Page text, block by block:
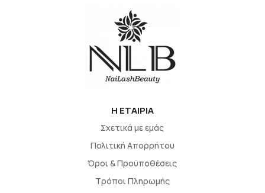
H EΤΑΙΡΙΑ
Σχετικά με εμάς
Πολιτική Απορρήτου
Όροι & Προϋποθέσεις
Τρόποι Πληρωμής